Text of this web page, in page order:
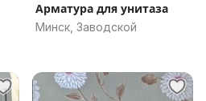
Арматура для унитаза
Минск, Заводской